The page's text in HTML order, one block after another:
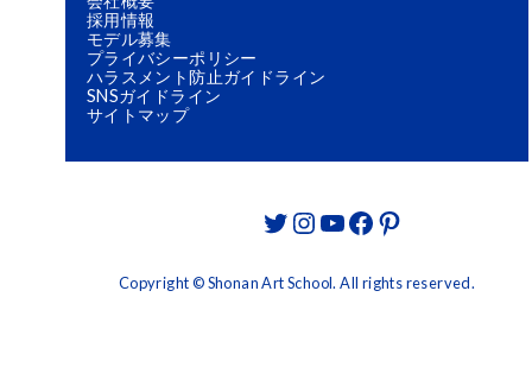
採用情報
モデル募集
プライバシーポリシー
ハラスメント防止ガイドライン
SNSガイドライン
サイトマップ
Twitter
Instagram
YouTube
Facebook
Pinterest
Copyright © Shonan Art School. All rights reserved.